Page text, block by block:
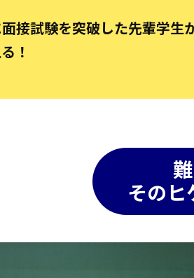
接試験を突破した先輩学生
！
そのヒ